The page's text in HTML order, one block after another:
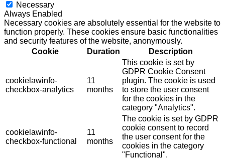
Necessary
Always Enabled
Necessary cookies are absolutely essential for the website to
function properly. These cookies ensure basic functionalities
and security features of the website, anonymously.
Cookie
Duration Description
cookielawinfo-
checkbox-analytics
11
months
This cookie is set by
GDPR Cookie Consent
plugin. The cookie is used
to store the user consent
for the cookies in the
category "Analytics".
cookielawinfo-
checkbox-functional
11
months
The cookie is set by GDPR
cookie consent to record
the user consent for the
cookies in the category
"Functional".